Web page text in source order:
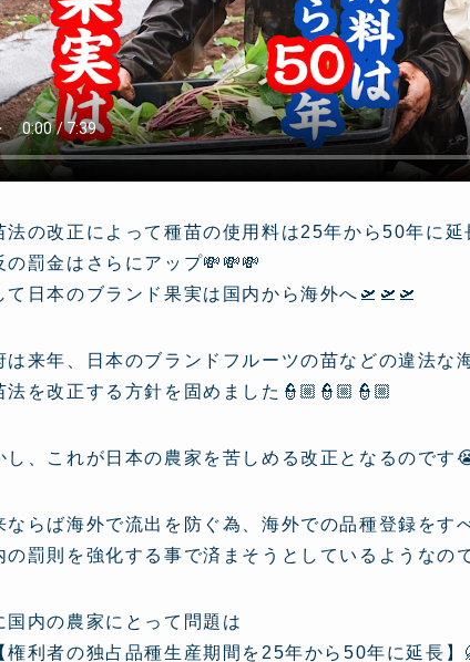
法の改正によって種苗の使用料は25年から50年に延
の罰金はさらにアップ💸💸💸
て日本のブランド果実は国内から海外へ🛫🛫🛫
は来年、日本のブランドフルーツの苗などの違法な
法を改正する方針を固めました👮🏼👮🏼👮🏼
し、これが日本の農家を苦しめる改正となるのです
ならば海外で流出を防ぐ為、海外での品種登録をす
の罰則を強化する事で済まそうとしているようなの
国内の農家にとって問題は
利者の独占品種生産期間を25年から50年に延長】